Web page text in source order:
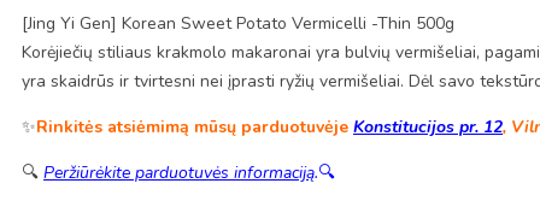
[Jing Yi Gen] Korean Sweet Potato Vermicelli -Thin 500g
Korėjiečių stiliaus krakmolo makaronai yra bulvių vermišeliai,
yra skaidrūs ir tvirtesni nei įprasti ryžių vermišeliai. Dėl savo
✨Rinkitės atsiėmimą mūsų parduotuvėje Konstitucijos pr. 12,
🔍 Peržiūrėkite parduotuvės informaciją.🔍